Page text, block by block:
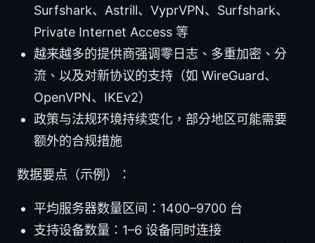
Surfshark、Astrill、VyprVPN、Surfshark、
Private Internet Access 等
越来越多的提供商强调零日志、多重加密、分
流、以及对新协议的支持（如 WireGuard、
OpenVPN、IKEv2）
政策与法规环境持续变化，部分地区可能需要
额外的合规措施
数据要点（示例）：
平均服务器数量区间：1400–9700 台
支持设备数量：1–6 设备同时连接